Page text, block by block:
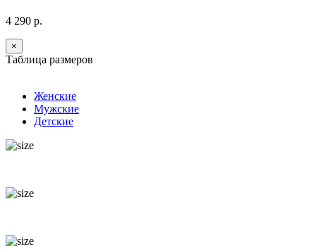
4 290 р.
×
Таблица размеров
Женские
Мужские
Детские